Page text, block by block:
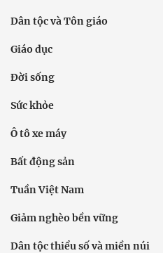
Dân tộc và Tôn giáo
Giáo dục
Đời sống
Sức khỏe
Ô tô xe máy
Bất động sản
Tuần Việt Nam
Giảm nghèo bền vững
Dân tộc thiểu số và miền núi